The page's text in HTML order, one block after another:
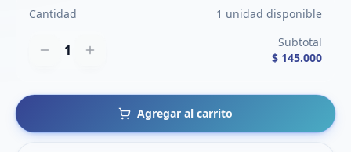
Cantidad 1 unidad disponible
1
Subtotal
$ 145.000
Agregar al carrito